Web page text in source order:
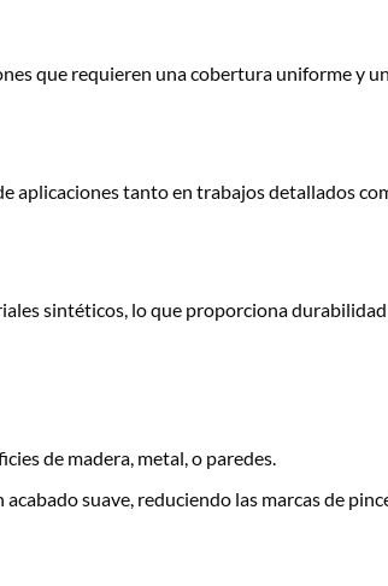
que requieren una cobertura uniforme y
tanto en trabajos detallados
sintéticos, lo que proporciona
de madera, metal, o paredes.
suave, reduciendo las marcas de